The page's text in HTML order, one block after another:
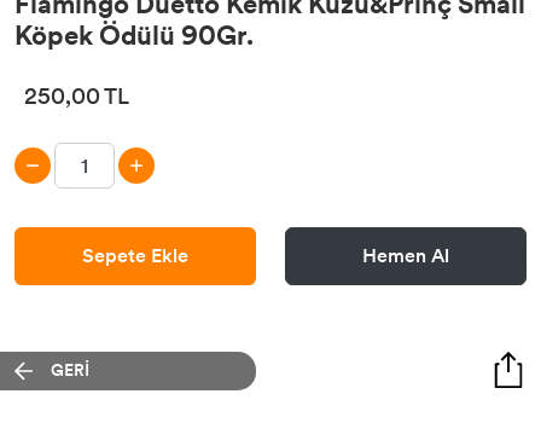
Köpek Ödülü 90Gr.
250,00 TL
Sepete Ekle Hemen Al
GERİ